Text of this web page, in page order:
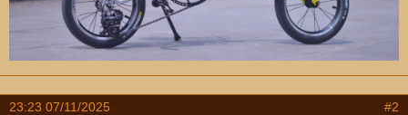
23:23 07/11/2025 #2